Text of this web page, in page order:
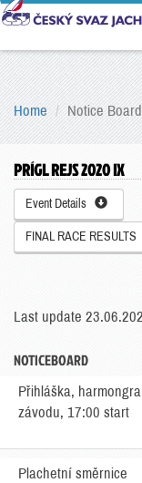
Home Notice Board
PRÍGL REJS 2020 IX
Event Details
FINAL RACE RESULTS
Last update
NOTICEBOARD
Přihláška,
závodu, 17:00 start
Plachetní směrnice